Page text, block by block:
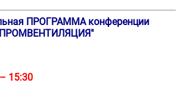
ПРОГРАММА конференции
15:30